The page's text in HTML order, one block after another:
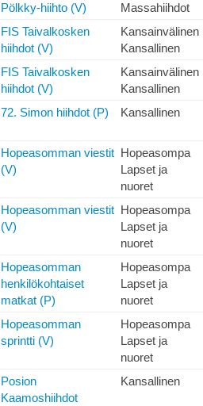
Pölkky-hiihto (V)
Massahiihdot
FIS Taivalkosken
hiihdot (V)
Kansainvälinen
Kansallinen
FIS Taivalkosken
hiihdot (V)
Kansainvälinen
Kansallinen
72. Simon hiihdot (P) Kansallinen
Hopeasomman viestit
(V)
Hopeasompa
Lapset ja
nuoret
Hopeasomman viestit
(V)
Hopeasompa
Lapset ja
nuoret
Hopeasomman
henkilökohtaiset
matkat (P)
Hopeasompa
Lapset ja
nuoret
Hopeasomman
sprintti (V)
Hopeasompa
Lapset ja
nuoret
Posion
Kaamoshiihdot
Kansallinen